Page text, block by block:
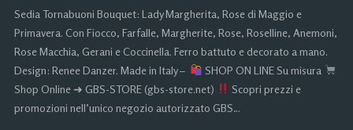
Sedia Tornabuoni Bouquet: Lady Margherita, Rose di Maggio e
Primavera. Con Fiocco, Farfalle, Margherite, Rose, Roselline, Anemoni,
Rose Macchia, Gerani e Coccinella. Ferro battuto e decorato a mano.
Design: Renee Danzer. Made in Italy –
SHOP ON LINE Su misura
Shop Online ➜ GBS-STORE (gbs-store.net)
Scopri prezzi e
promozioni nell’unico negozio autorizzato GBS…